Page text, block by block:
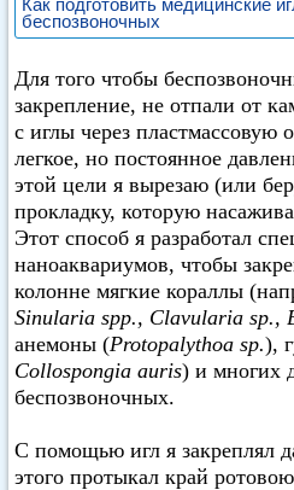
Как подготовить медицинские
беспозвоночных
Для того чтобы
закрепление, не отпали от
с иглы через пластмассовую
легкое, но постоянное
этой цели я вырезаю (или
прокладку, которую
Этот способ я разработал
наноаквариумов, чтобы
колонне мягкие кораллы
Sinularia spp., Clavularia sp.,
анемоны (Protopalythoa sp.),
Collospongia auris) и многих
беспозвоночных.
С помощью игл я закреплял
этого протыкал край